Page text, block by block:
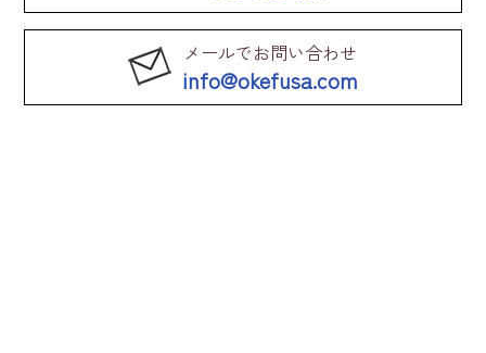
メールでお問い合わせ
info@okefusa.com